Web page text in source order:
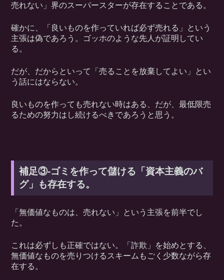
売れない」界のスーパースターが存在することである。
確かに、「良いものを作っていれば必ず売れる」という
主張は偽であろう。ゴッホのような先人が証明してい
る。
だが、だからといって「売ることを放棄してよい」とい
う話にはならない。
良いものを作っても売れない時はある、だが、最低限売
るための努力はし続けるべきであろうと思う。
補足③-ゴミを作って儲ける「資本主義のバ
グ」も存在する。
「無価値なものは、売れない」という主張を前半でし
た。
これは必ずしも正確ではない。「詐欺」を始めとする、
無価値なものを売りつけるスキームもごく少数ながら存
在する。